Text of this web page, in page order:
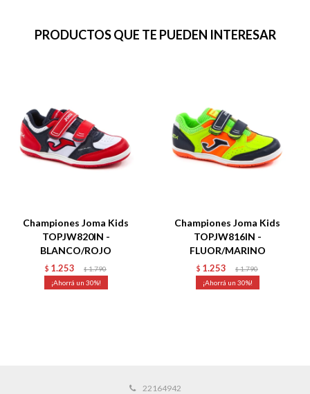
PRODUCTOS QUE TE PUEDEN INTERESAR
Championes Joma Kids
TOPJW820IN -
BLANCO/ROJO
$ 1.253 $ 1.790
30
Championes Joma Kids
TOPJW816IN -
FLUOR/MARINO
$ 1.253 $ 1.790
30
22164942